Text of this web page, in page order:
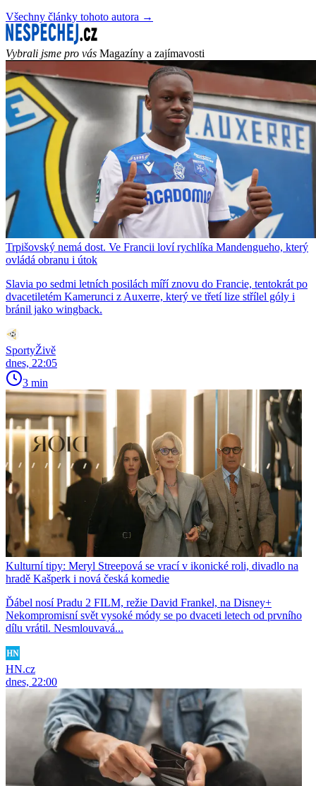
Všechny články tohoto autora →
Vybrali jsme pro vás Magazíny a zajímavosti
Trpišovský nemá dost. Ve Francii loví rychlíka Mandengueho, který
ovládá obranu i útok
Slavia po sedmi letních posilách míří znovu do Francie, tentokrát po
dvacetiletém Kamerunci z Auxerre, který ve třetí lize střílel góly i
bránil jako wingback.
SportyŽivě
dnes, 22:05
3 min
Kulturní tipy: Meryl Streepová se vrací v ikonické roli, divadlo na
hradě Kašperk i nová česká komedie
Ďábel nosí Pradu 2 FILM, režie David Frankel, na Disney+
Nekompromisní svět vysoké módy se po dvaceti letech od prvního
dílu vrátil. Nesmlouvavá...
HN.cz
dnes, 22:00